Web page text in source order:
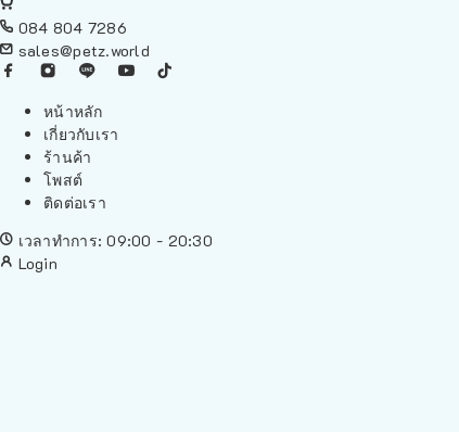
084 804 7286
sales@petz.world
หน้าหลัก
เกี่ยวกับเรา
ร้านค้า
โพสต์
ติดต่อเรา
เวลาทำการ: 09:00 - 20:30
Login